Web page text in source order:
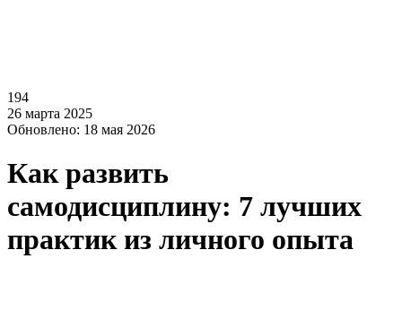
194
26 марта 2025
Обновлено: 18 мая 2026
Как развить
самодисциплину: 7 лучших
практик из личного опыта